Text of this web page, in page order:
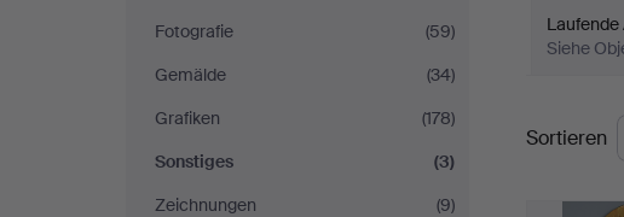
Fotografie
(59)
Gemälde
(34)
Grafiken
(178)
Sonstiges
(3)
Zeichnungen
(9)
Laufende
Siehe
Sortieren